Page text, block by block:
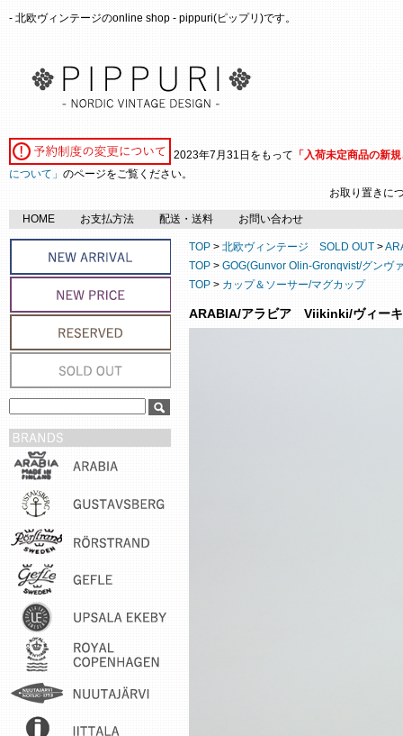
- 北欧ヴィンテージのonline shop - pippuri(ピップリ)です。
2023年7月31日をもって 「入荷未定商品の新
について」 のページをご覧ください。
お取り置きに
HOME お支払方法 配送・送料 お問い合わせ
TOP > 北欧ヴィンテージ SOLD OUT >
TOP > GOG(Gunvor Olin-Gronqvist/グンヴ
TOP > カップ＆ソーサー/マグカップ
ARABIA/アラビア Viikinki/ヴィー